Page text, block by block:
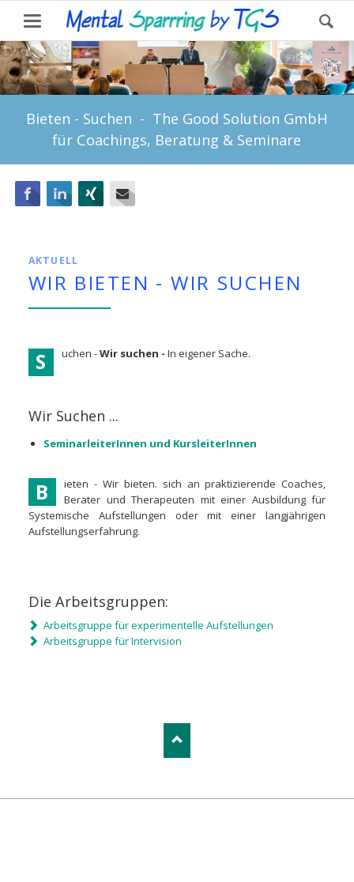
Bieten - Suchen - The Good Solution GmbH
für Coachings, Beratung & Seminare
FacebookLinkedIn Xing
AKTUELL
WIR BIETEN - WIR SUCHEN
S uchen -Wir suchen - In eigener Sache.
Wir Suchen ...
SeminarleiterInnen und KursleiterInnen
B
ieten - Wir bieten. sich an praktizierende Coaches,
Berater und Therapeuten mit einer Ausbildung für
Systemische Aufstellungen oder mit einer langjährigen
Aufstellungserfahrung.
Die Arbeitsgruppen:
Arbeitsgruppe für experimentelle Aufstellungen
Arbeitsgruppe für Intervision